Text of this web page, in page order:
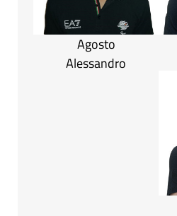
Agosto
Alessandro